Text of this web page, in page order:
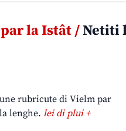
la Istât /Netiti
rubricute di Vielm par
lenghe. lei di plui +